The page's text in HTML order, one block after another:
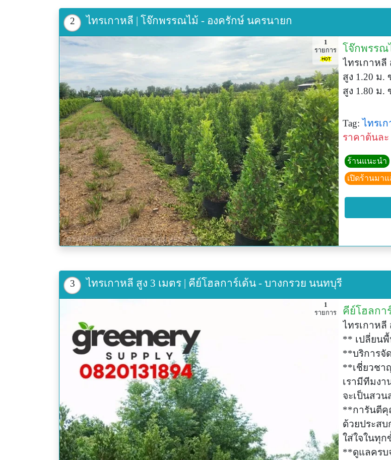
2 ไทรเกาหลี | โจ๊กพรรณไม้ - องครักษ์ นครนายก
1
รายการ
โจ๊กพรรณ
ไทรเกาหลี
สูง 1.20 ม.
สูง 1.80 ม.
Tag: ไทรเ
ราคาต้นละ
ร้านแนะนำ
เปิดร้านมาแ
3 ไทรเกาหลี สูง 3 เมตร | คีย์โฮลการ์เด้น - บางกรวย นนทบุรี
1
รายการ
คีย์โฮลกา
ไทรเกาหลี
** เปลี่ยน
**บริการจั
**เชี่ยวชา
เรามีทีมง
จะเป็นสว
**การันตี
ด้วยประสบ
ใส่ใจในทุ
**ดูแลครบ